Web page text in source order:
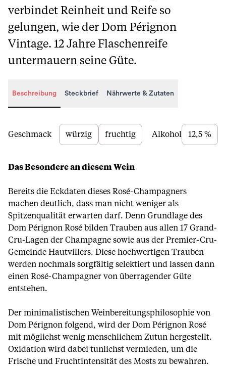
verbindet Reinheit und Reife so
gelungen, wie der Dom Pérignon
Vintage. 12 Jahre Flaschenreife
untermauern seine Güte.
Beschreibung Steckbrief Nährwerte & Zutaten
Beschreibung
Geschmack würzig fruchtig Alkohol 12,5 %
Das Besondere an diesem Wein
Bereits die Eckdaten dieses Rosé-Champagners
machen deutlich, dass man nicht weniger als
Spitzenqualität erwarten darf. Denn Grundlage des
Dom Pérignon Rosé bilden Trauben aus allen 17 Grand-
Cru-Lagen der Champagne sowie aus der Premier-Cru-
Gemeinde Hautvillers. Diese hochwertigen Trauben
werden nochmals sorgfältig selektiert und lassen dann
einen Rosé-Champagner von überragender Güte
entstehen.
Der minimalistischen Weinbereitungsphilosophie von
Dom Pérignon folgend, wird der Dom Pérignon Rosé
mit möglichst wenig menschlichem Zutun hergestellt.
Oxidation wird dabei tunlichst vermieden, um die
Frische und Fruchtintensität des Mosts zu bewahren.